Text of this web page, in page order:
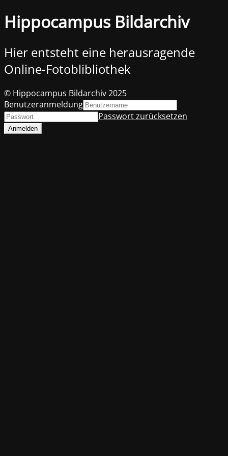
Hippocampus Bildarchiv
Hier entsteht eine herausragende
Online-Fotoblibliothek
© Hippocampus Bildarchiv 2025
Benutzeranmeldung
Passwort zurücksetzen